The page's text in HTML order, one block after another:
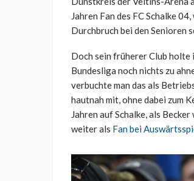
Jahren Fan des FC Schalke
Durchbruch bei den Senioren
Doch sein früherer Club holte
Bundesliga noch nichts zu
verbuchte man das als
hautnah mit, ohne dabei zum
Jahren auf Schalke, als
weiter als Fan bei